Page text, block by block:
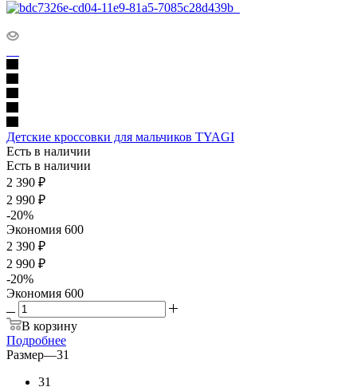
Детские кроссовки для мальчиков TYAGI
Есть в наличии
Есть в наличии
2 390 ₽
2 990
-20%
Экономия600
2 390 ₽
2 990 ₽
Экономия